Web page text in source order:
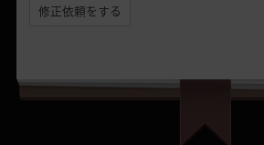
修正依頼をする